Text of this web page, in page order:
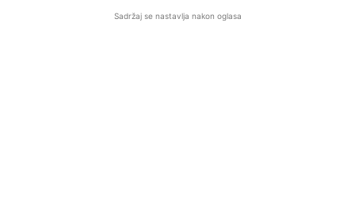
Sadržaj se nastavlja nakon oglasa